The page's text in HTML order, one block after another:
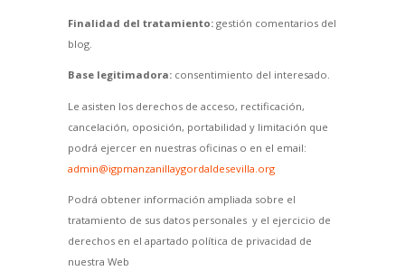
Finalidad del tratamiento:gestión comentarios del
blog.
Base legitimadora:consentimiento del interesado.
Le asisten los derechos de acceso, rectificación,
cancelación, oposición, portabilidad y limitación que
podrá ejercer en nuestras oficinas o en el email:
admin@igpmanzanillaygordaldesevilla.org
Podrá obtener información ampliada sobre el
tratamiento de sus datos personales y el ejercicio de
derechos en el apartado política de privacidad de
nuestra Web